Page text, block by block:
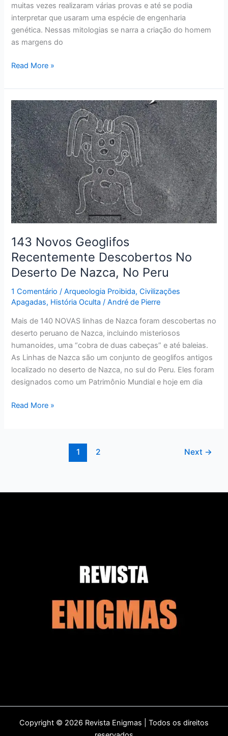
muitas vezes realizaram várias provas e até se podia
interpretar que usaram uma espécie de engenharia
genética. Nessas mitologias se narra a criação do homem
as margens do
Read More »
143 Novos Geoglifos
Recentemente Descobertos No
Deserto De Nazca, No Peru
1 Comentário /Arqueologia Proibida,Civilizações
Apagadas, História Oculta /André de Pierre
Mais de 140 NOVAS linhas de Nazca foram descobertas no
deserto peruano de Nazca, incluindo misteriosos
humanoides, uma “cobra de duas cabeças” e até baleias.
As Linhas de Nazca são um conjunto de geoglifos antigos
localizado no deserto de Nazca, no sul do Peru. Eles foram
designados como um Patrimônio Mundial e hoje em dia
143
Novos
Geoglifos
Recentemente
Descobertos
No
Deserto
De
Nazca,
No
Read More »
1 2 Next →
Copyright © 2026 Revista Enigmas | Todos os direitos